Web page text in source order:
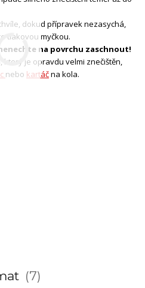
dokud přípravek nezasychá,
tlakovou myčkou.
na povrchu zaschnout!
který je opravdu velmi znečištěn,
nebo kartáčna kola.
7